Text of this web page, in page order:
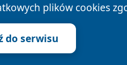
plików cookies
do serwisu